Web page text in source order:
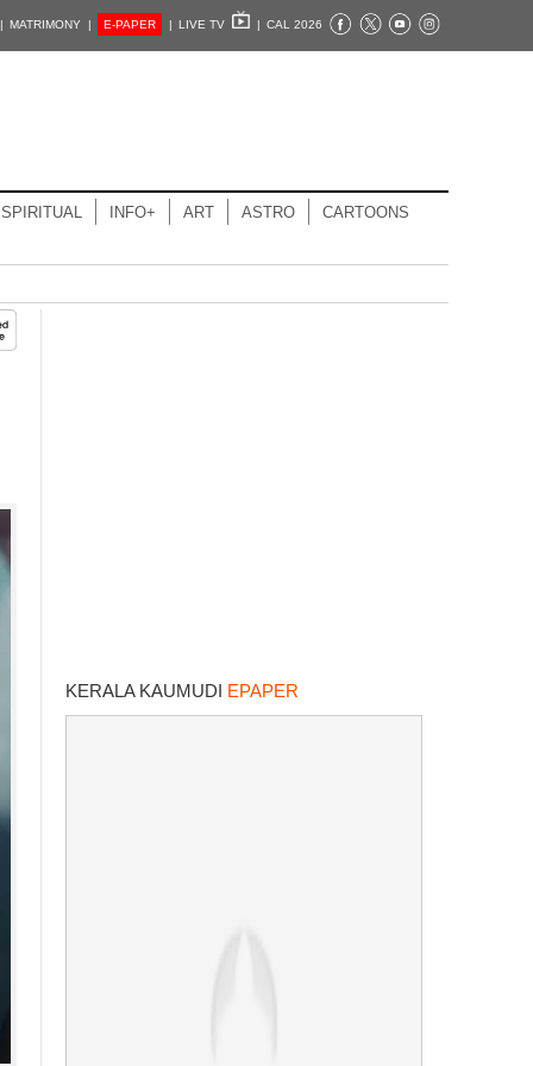
MATRIMONY | E-PAPER | LIVE TV | CAL 2026
SPIRITUAL INFO+ ART ASTRO CARTOONS
KERALA KAUMUDI EPAPER